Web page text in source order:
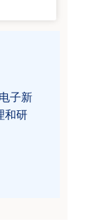
子新
和研